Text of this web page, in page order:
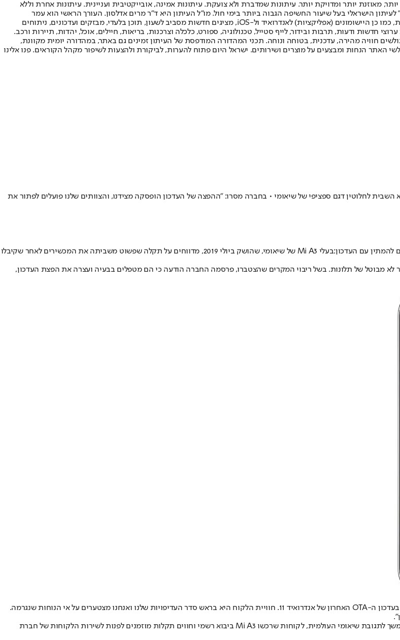
מאוזנת יותר ומדויקת יותר. עיתונות שמדברת ולא צועקת. עיתונות אמינה, אובייקטיבית ועניינית. עיתונות אחרת וללא
פורסמה ב-30 ביולי 2007, וב-2010 הפך "ישראל היום" לעיתון הישראלי בעל שיעור החשיפה הגבוה ביותר בימי חול. מו"ל העיתון היא ד"ר מרים אדלסון. העורך הראשי הוא עמר
לחמנוביץ, והעורך המייסד הוא עמוס רגב. אתרי האינטרנט של "ישראל היום" בעברית ובאנגלית, כמו כן היישומונים (אפליקציות) לאנדרואיד ול-iOS, מציגים חדשות מסביב לשעון, תוכן בלעדי, מבזקים ועדכונים, ניתוחים
חדשות ודעות, תרבות ובידור, לייף סטייל, טכנולוגיה, ספורט, כלכלה וצרכנות, בריאות, חיילים, אוכל, יהדות, תיירות ורכב.
חוויה מהירה, עדכנית, בטוחה ונוחה. תכני המהדורה המודפסת של העיתון זמינים גם באתר, במהדורה יומית מקוונת,
האתר הנחות ומבצעים על מוצרים ושירותים. ישראל היום פתוח להערות, לביקורת ולהצעות לשיפור מקהל הקוראים. פנו אלינו
לחלוטין דגם ספציפי של שיאומי • בחברה מסרו: "ההפצה של העדכון הופסקה מצידנו, והצוותים שלנו פועלים לפתור את
להמתין עם העדכון:
בעלי Mi A3 של שיאומי, שהושק ביולי 2019, מדווחים על תקלה שפשוט משביתה את המכשירים לאחר שקיבלו
מבוטל של תלונות. בשל ריבוי המקרים שהצטברו, פרסמה החברה הודעה כי הם מטפלים בבעיה ועצרה את הפצת העדכון,
בשיאומי העולמית מסרו, כי "התברר לנו כי מספר משתמשים ב-Mi A3 מתמודדים עם בעיות בעדכון ה-OTA האחרון של אנדרואיד 11. חוויית הלקוח היא בראש סדר העדיפויות שלנו ואנחנו מצטערים על אי הנוחות שנגרמה.
מקבוצת המילטון, היבואנית הרשמית של שיאומי בישראל, מסרו בתגובה ל"ישראל היום": "בהמשך לתגובת שיאומי העולמית, לקוחות שרכשו Mi A3 ביבוא רשמי וחווים תקלות מוזמנים לפנות לשירות הלקוחות של חברת